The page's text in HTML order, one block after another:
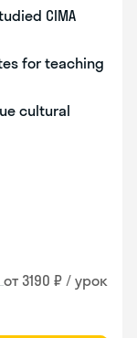
CIMA
for teaching
cultural
от 3190 ₽ / урок